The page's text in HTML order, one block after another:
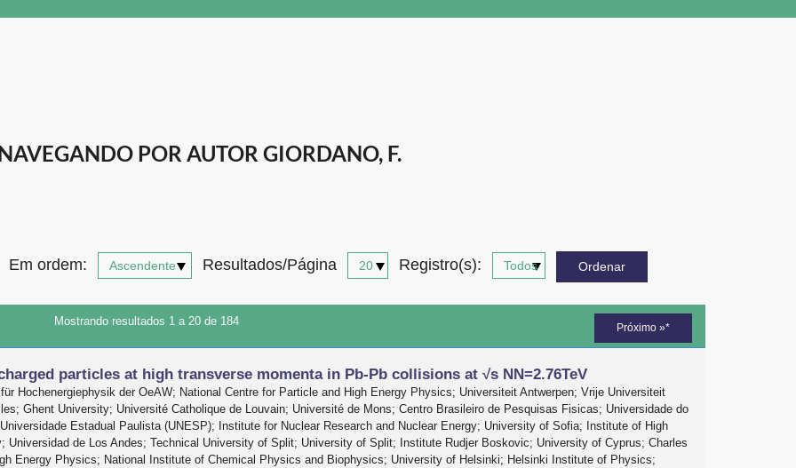
POR AUTOR GIORDANO, F.
Em ordem: Resultados/Página Registro(s):
Mostrando resultados 1 a 20 de 184 Próximo »*
particles at high transverse momenta in Pb-Pb collisions at √s NN=2.76TeV
Hochenergiephysik der OeAW; National Centre for Particle and High Energy Physics; Universiteit Antwerpen; Vrije Universiteit
Ghent University; Université Catholique de Louvain; Université de Mons; Centro Brasileiro de Pesquisas Fisicas; Universidade do
Estadual Paulista (UNESP); Institute for Nuclear Research and Nuclear Energy; University of Sofia; Institute of High
Universidad de Los Andes; Technical University of Split; University of Split; Institute Rudjer Boskovic; University of Cyprus; Charles
Energy Physics; National Institute of Chemical Physics and Biophysics; University of Helsinki; Helsinki Institute of Physics;